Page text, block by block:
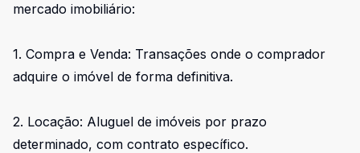
mercado imobiliário:
1. Compra e Venda: Transações onde o comprador
adquire o imóvel de forma definitiva.
2. Locação: Aluguel de imóveis por prazo
determinado, com contrato específico.